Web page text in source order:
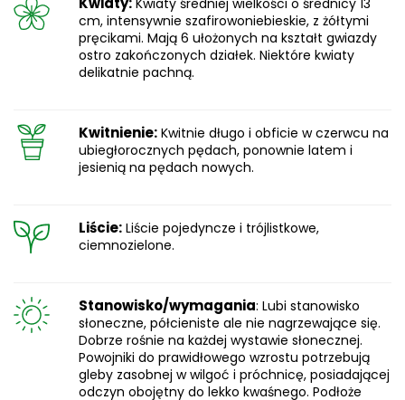
cm, intensywnie szafirowoniebieskie, z żółtymi
pręcikami. Mają 6 ułożonych na kształt gwiazdy
ostro zakończonych działek. Niektóre kwiaty
delikatnie pachną.
Kwitnienie: Kwitnie długo i obficie w czerwcu na
ubiegłorocznych pędach, ponownie latem i
jesienią na pędach nowych.
Liście: Liście pojedyncze i trójlistkowe,
ciemnozielone.
Stanowisko/wymagania: Lubi stanowisko
słoneczne, półcieniste ale nie nagrzewające się.
Dobrze rośnie na każdej wystawie słonecznej.
Powojniki do prawidłowego wzrostu potrzebują
gleby zasobnej w wilgoć i próchnicę, posiadającej
odczyn obojętny do lekko kwaśnego. Podłoże